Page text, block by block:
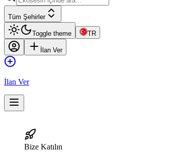
Tüm Şehirler
Toggle theme TR
İlan Ver
İlan Ver
Bize Katılın